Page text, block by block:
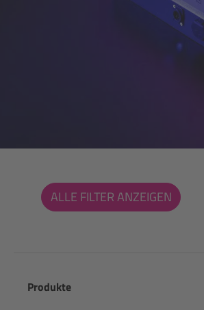
ALLE FILTER ANZEIGEN
Produkte